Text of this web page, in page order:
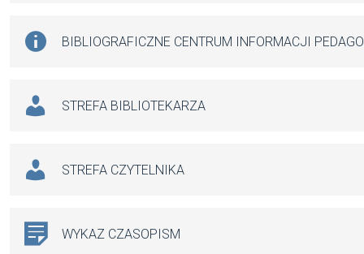
BIBLIOGRAFICZNE CENTRUM INFORMACJI
STREFA BIBLIOTEKARZA
STREFA CZYTELNIKA
WYKAZ CZASOPISM